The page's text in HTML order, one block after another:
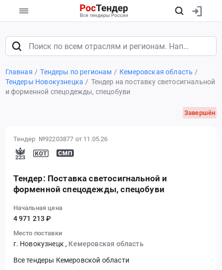
Главная Тендеры по регионам
Кемеровская область
Тендеры Новокузнецка
Тендер на поставку светосигнальной
и форменной спецодежды, спецобуви
Завершён
Тендер №92203877 от 11.05.26
Тендер: Поставка светосигнальной и
форменной спецодежды, спецобуви
Начальная цена
4 971 213 ₽
Место поставки
г. Новокузнецк , Кемеровская область
Все тендеры Кемеровской области